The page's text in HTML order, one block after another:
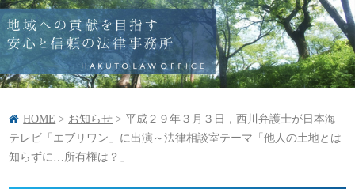
HOME > お知らせ >平成２９年３月３日，西川弁護士が日本海
テレビ「エブリワン」に出演～法律相談室テーマ「他人の土地とは
知らずに…所有権は？」